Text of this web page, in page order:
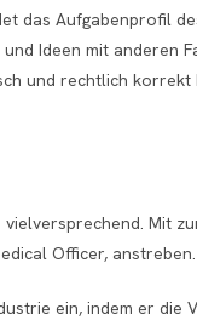
das Aufgabenprofil
Ideen mit anderen
und rechtlich
Mit
Officer, anstreben.
ein, indem er die